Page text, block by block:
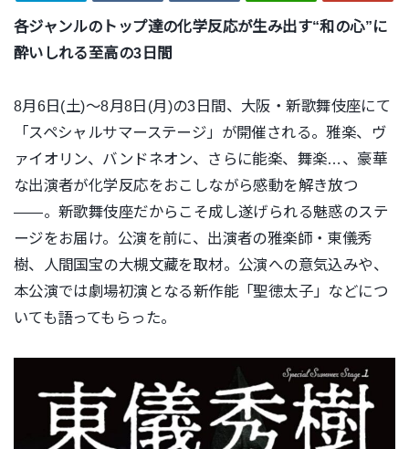
各ジャンルのトップ達の化学反応が生み出す“和の心”に
酔いしれる至高の3日間
8月6日(土)〜8月8日(月)の3日間、大阪・新歌舞伎座にて
「スペシャルサマーステージ」が開催される。雅楽、ヴ
ァイオリン、バンドネオン、さらに能楽、舞楽…、豪華
な出演者が化学反応をおこしながら感動を解き放つ
――。新歌舞伎座だからこそ成し遂げられる魅惑のステ
ージをお届け。公演を前に、出演者の雅楽師・東儀秀
樹、人間国宝の大槻文藏を取材。公演への意気込みや、
本公演では劇場初演となる新作能「聖徳太子」などにつ
いても語ってもらった。